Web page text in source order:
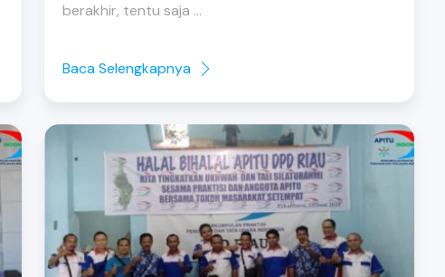
berakhir, tentu saja ...
Baca Selengkapnya